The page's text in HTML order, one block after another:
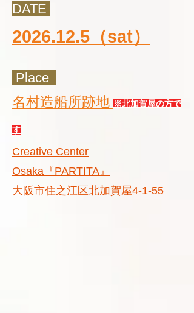
DATE
2026.12.5 （sat）
Place
名村造船所跡地 ※北加賀屋の方で
す
Creative Center
Osaka『PARTITA』
大阪市住之江区北加賀屋4-1-55